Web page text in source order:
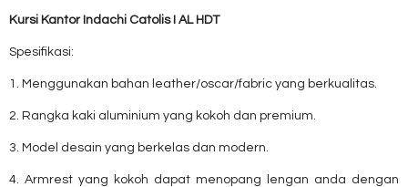
Kursi Kantor Indachi Catolis I AL HDT
Spesifikasi:
1. Menggunakan bahan leather/oscar/fabric yang berkualitas.
2. Rangka kaki aluminium yang kokoh dan premium.
3. Model desain yang berkelas dan modern.
4. Armrest yang kokoh dapat menopang lengan anda dengan